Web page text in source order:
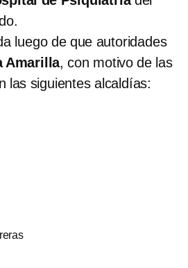
luego de que autoridades
Amarilla, con motivo de las
las siguientes alcaldías: